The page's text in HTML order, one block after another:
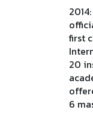
first
20
6